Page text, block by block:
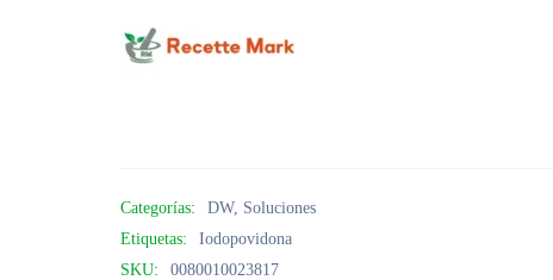
Categorías: DW, Soluciones
Etiquetas:
Iodopovidona
SKU:
0080010023817